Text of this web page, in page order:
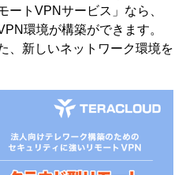
ートVPNサービス」なら、
環境が構築ができます。
、新しいネットワーク環境を